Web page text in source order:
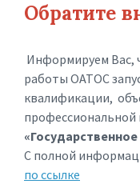
Обратите
Информируем Вас,
работы ОАТОС
квалификации,
профессиональной
С полной
по ссылке